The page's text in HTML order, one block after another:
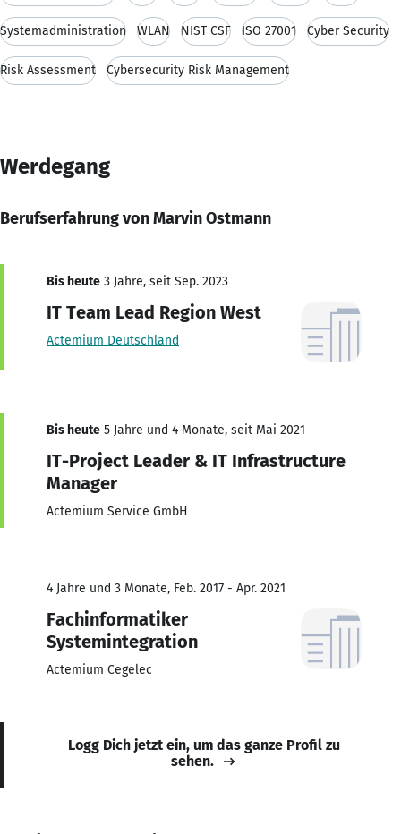
Systemadministration WLAN NIST CSF ISO 27001 Cyber Security
Risk Assessment Cybersecurity Risk Management
Werdegang
Berufserfahrung von Marvin Ostmann
Bis heute 3 Jahre, seit Sep. 2023
IT Team Lead Region West
Actemium Deutschland
Bis heute 5 Jahre und 4 Monate, seit Mai 2021
IT-Project Leader & IT Infrastructure
Manager
Actemium Service GmbH
4 Jahre und 3 Monate, Feb. 2017 - Apr. 2021
Fachinformatiker
Systemintegration
Actemium Cegelec
Logg Dich jetzt ein, um das ganze Profil zu
sehen.